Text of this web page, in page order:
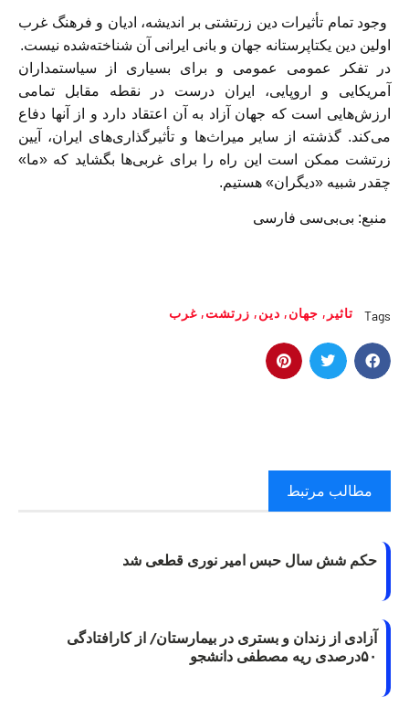
وجود تمام تأثیرات دین زرتشتی بر اندیشه، ادیان و فرهنگ غرب
اولین دین یکتاپرستانه جهان و بانی ایرانی آن شناخته‌شده نیست.
در تفکر عمومی عمومی و برای بسیاری از سیاستمداران
آمریکایی و اروپایی، ایران درست در نقطه مقابل تمامی
ارزش‌هایی است که جهان آزاد به آن اعتقاد دارد و از آنها دفاع
می‌کند. گذشته از سایر میراث‌ها و تأثیرگذاری‌های ایران، آیین
زرتشت ممکن است این راه را برای غربی‌ها بگشاید که «ما»
چقدر شبیه «دیگران» هستیم.
منبع: بی‌بی‌سی فارسی
Tags تاثیر , جهان, دين, زرتشت, غرب
مطالب مرتبط
حکم شش سال حبس امیر نوری قطعی شد
آزادی از زندان و بستری در بیمارستان/ از کارافتادگی
۵۰درصدی ریه مصطفی دانشجو